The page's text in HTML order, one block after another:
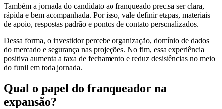
Também a jornada do candidato ao franqueado precisa ser clara,
rápida e bem acompanhada. Por isso, vale definir etapas, materiais
de apoio, respostas padrão e pontos de contato personalizados.
Dessa forma, o investidor percebe organização, domínio de dados
do mercado e segurança nas projeções. No fim, essa experiência
positiva aumenta a taxa de fechamento e reduz desistências no meio
do funil em toda jornada.
Qual o papel do franqueador na
expansão?